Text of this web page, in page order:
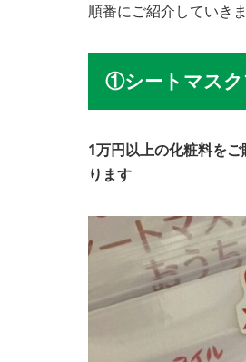
順番にご紹介していきま
①シートマス
1万円以上の化粧料を
ります